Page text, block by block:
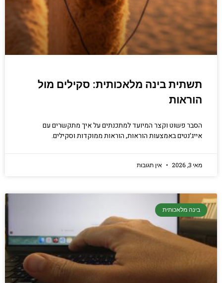
תשתית בינה מלאכותית: סקילים מול
הוראות
הסבר פשוט וקצר המיועד למתכנתים על איך מתקשרים עם
אייג׳נטים באמצעות הוראות, הוראות ממוקדות וסקילים.
מאי 3, 2026 אין תגובות
בינה מלאכותית